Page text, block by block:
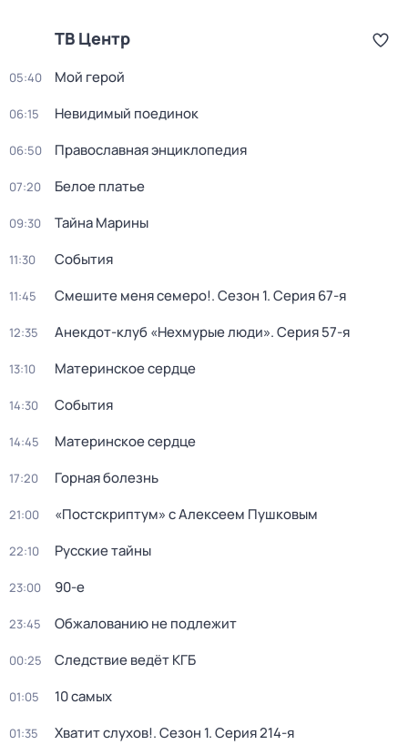
ТВ Центр
05:40 Мой герой
06:15 Невидимый поединок
06:50 Православная энциклопедия
07:20 Белое платье
09:30 Тайна Марины
11:30 События
11:45 Смешите меня семеро!. Сезон 1. Серия 67-я
12:35 Анекдот-клуб «Нехмурые люди». Серия 57-я
13:10 Материнское сердце
14:30 События
14:45 Материнское сердце
17:20 Горная болезнь
21:00 «Постскриптум» с Алексеем Пушковым
22:10 Русские тайны
23:00 90-е
23:45 Обжалованию не подлежит
00:25 Следствие ведёт КГБ
01:05 10 самых
01:35 Хватит слухов!. Сезон 1. Серия 214-я